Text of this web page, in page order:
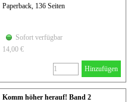
Paperback, 136 Seiten
Sofort verfügbar
14,00 €
Hinzufügen
Komm höher herauf! Band 2